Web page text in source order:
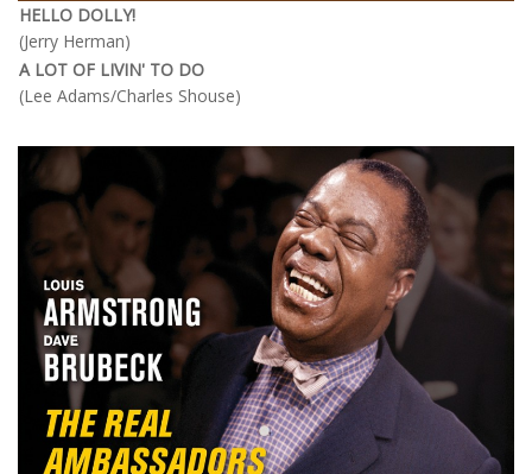
HELLO DOLLY!
(Jerry Herman)
A LOT OF LIVIN' TO DO
(Lee Adams/Charles Shouse)